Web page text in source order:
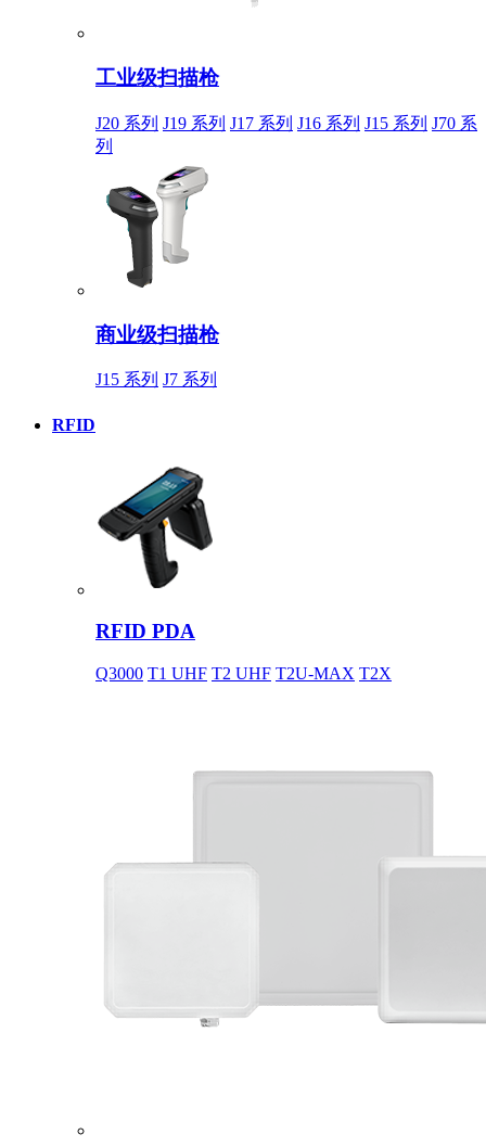
工业级扫描枪
J20 系列 J19 系列 J17 系列 J16 系列 J15 系列 J70 系
列
商业级扫描枪
J15 系列 J7 系列
RFID
RFID PDA
Q3000 T1 UHF T2 UHF T2U-MAX T2X